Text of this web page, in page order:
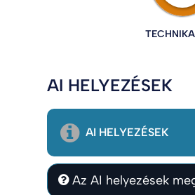
AI HELYEZÉSEK
AI HELYEZÉSEK
Az AI helyezések